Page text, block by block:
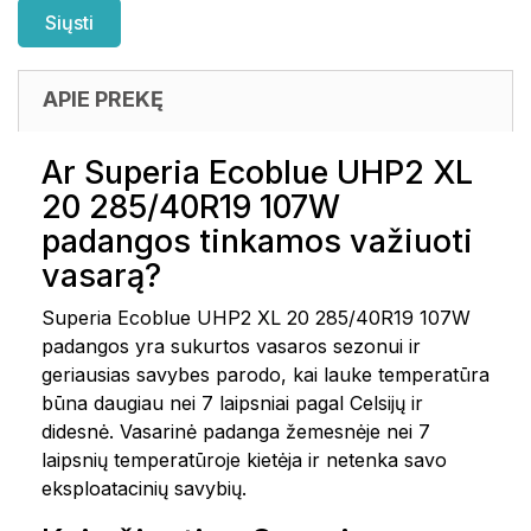
APIE PREKĘ
Ar Superia Ecoblue UHP2 XL
20 285/40R19 107W
padangos tinkamos važiuoti
vasarą?
Superia Ecoblue UHP2 XL 20 285/40R19 107W
padangos yra sukurtos vasaros sezonui ir
geriausias savybes parodo, kai lauke temperatūra
būna daugiau nei 7 laipsniai pagal Celsijų ir
didesnė. Vasarinė padanga žemesnėje nei 7
laipsnių temperatūroje kietėja ir netenka savo
eksploatacinių savybių.